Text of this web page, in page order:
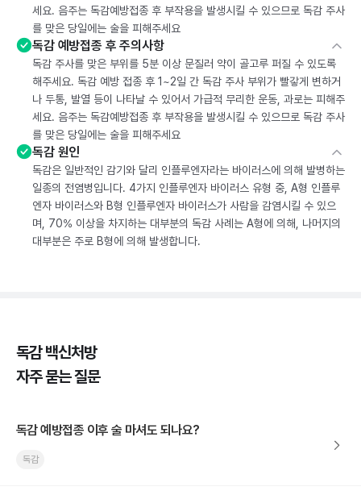
세요. 음주는 독감예방접종 후 부작용을 발생시킬 수 있으므로 독감 주사
를 맞은 당일에는 술을 피해주세요
독감 예방접종 후 주의사항
독감 주사를 맞은 부위를 5분 이상 문질러 약이 골고루 퍼질 수 있도록
해주세요. 독감 예방 접종 후 1~2일 간 독감 주사 부위가 빨갛게 변하거
나 두통, 발열 등이 나타날 수 있어서 가급적 무리한 운동, 과로는 피해주
세요. 음주는 독감예방접종 후 부작용을 발생시킬 수 있으므로 독감 주사
를 맞은 당일에는 술을 피해주세요
독감 원인
독감은 일반적인 감기와 달리 인플루엔자라는 바이러스에 의해 발병하는
일종의 전염병입니다. 4가지 인플루엔자 바이러스 유형 중, A형 인플루
엔자 바이러스와 B형 인플루엔자 바이러스가 사람을 감염시킬 수 있으
며, 70% 이상을 차지하는 대부분의 독감 사례는 A형에 의해, 나머지의
대부분은 주로 B형에 의해 발생합니다.
독감 백신처방
자주 묻는 질문
독감 예방접종 이후 술 마셔도 되나요?
독감